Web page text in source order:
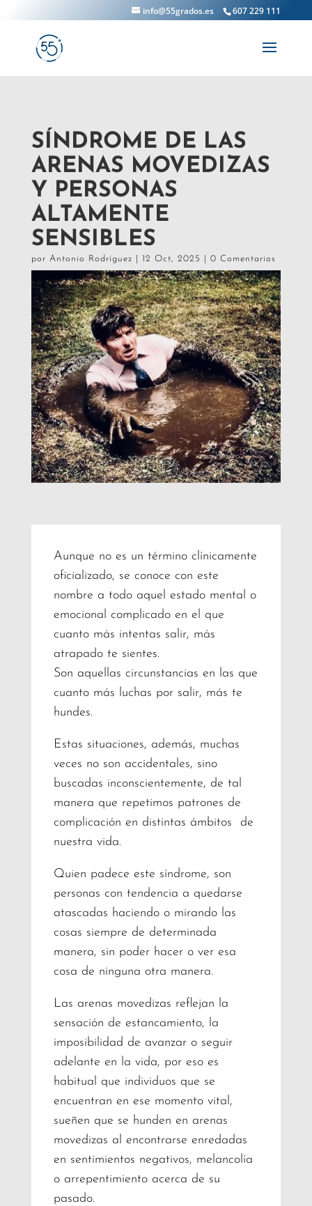
607 229 111
info@55grados.es
SÍNDROME DE LAS
ARENAS MOVEDIZAS
Y PERSONAS
ALTAMENTE
SENSIBLES
por Antonio Rodríguez 12 Oct, 2025 0 Comentarios
Aunque no es un término clínicamente
oficializado, se conoce con este
nombre a todo aquel estado mental o
emocional complicado en el que
cuanto más intentas salir, más
atrapado te sientes.
Son aquellas circunstancias en las que
cuanto más luchas por salir, más te
hundes.
Estas situaciones, además, muchas
veces no son accidentales, sino
buscadas inconscientemente, de tal
manera que repetimos patrones de
complicación en distintas ámbitos de
nuestra vida.
Quien padece este síndrome, son
personas con tendencia a quedarse
atascadas haciendo o mirando las
cosas siempre de determinada
manera, sin poder hacer o ver esa
cosa de ninguna otra manera.
Las arenas movedizas reflejan la
sensación de estancamiento, la
imposibilidad de avanzar o seguir
adelante en la vida, por eso es
habitual que individuos que se
encuentran en ese momento vital,
sueñen que se hunden en arenas
movedizas al encontrarse enredadas
en sentimientos negativos, melancolía
o arrepentimiento acerca de su
pasado.